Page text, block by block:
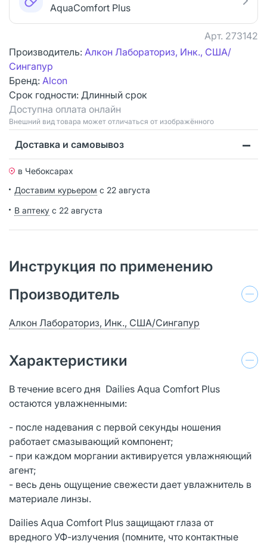
AquaComfort Plus
Арт. 273142
Производитель: Алкон Лабораториз, Инк., США/
Сингапур
Бренд: Alcon
Срок годности: Длинный срок
Доступна оплата онлайн
Bнешний вид товара может отличаться от изображённого
Доставка и самовывоз
в Чебоксарах
Доставим курьером с 22 августа
В аптеку с 22 августа
Инструкция по применению
Производитель
Алкон Лабораториз, Инк., США/Сингапур
Характеристики
В течение всего дня Dailies Aqua Comfort Plus
остаются увлажненными:
- после надевания с первой секунды ношения
работает смазывающий компонент;
- при каждом моргании активируется увлажняющий
агент;
- весь день ощущение свежести дает увлажнитель в
материале линзы.
Dailies Aqua Comfort Plus защищают глаза от
вредного УФ-излучения (помните, что контактные